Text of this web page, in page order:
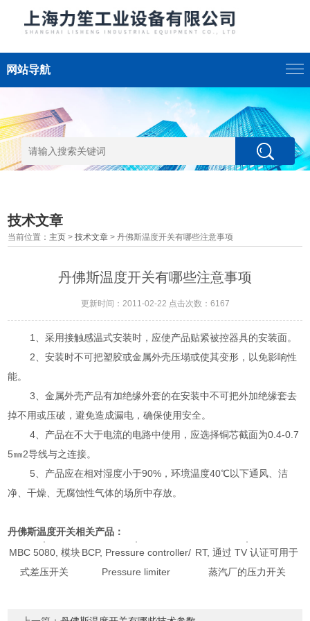
网站导航
技术文章
当前位置： 主页 >技术文章 > 丹佛斯温度开关有哪些注意事项
丹佛斯温度开关有哪些注意事项
更新时间：2011-02-22 点击次数：6167
1、采用接触感温式安装时，应使产品贴紧被控器具的安装面。
2、安装时不可把塑胶或金属外壳压塌或使其变形，以免影响性
能。
3、金属外壳产品有加绝缘外套的在安装中不可把外加绝缘套去
掉不用或压破，避免造成漏电，确保使用安全。
4、产品在不大于电流的电路中使用，应选择铜芯截面为0.4-0.7
5㎜2导线与之连接。
5、产品应在相对湿度小于90%，环境温度40℃以下通风、洁
净、干燥、无腐蚀性气体的场所中存放。
丹佛斯温度开关相关产品：
MBC 5080, 模块
式差压开关
BCP, Pressure controller/
Pressure limiter
RT, 通过 TV 认证可用于
蒸汽厂的压力开关